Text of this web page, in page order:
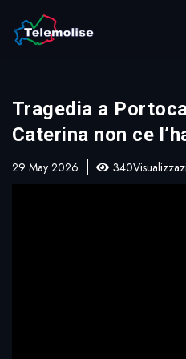
Tragedia a
Caterina non ce
29 May 2026